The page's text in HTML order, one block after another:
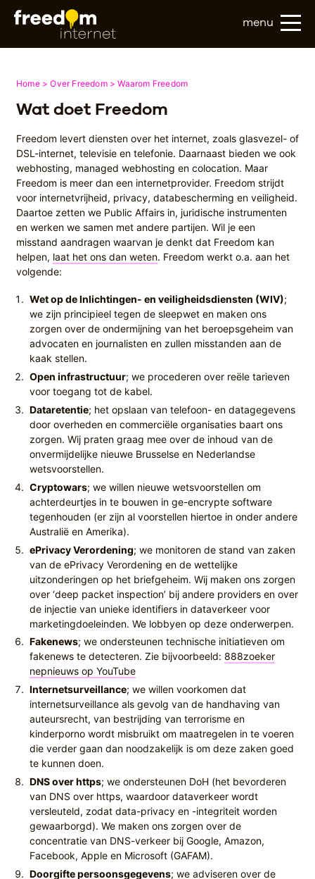
menu
Home Over Freedom Waarom Freedom
Wat doet Freedom
Freedom levert diensten over het internet, zoals glasvezel- of
DSL-internet, televisie en telefonie. Daarnaast bieden we ook
webhosting, managed webhosting en colocation. Maar
Freedom is meer dan een internetprovider. Freedom strijdt
voor internetvrijheid, privacy, databescherming en veiligheid.
Daartoe zetten we Public Affairs in, juridische instrumenten
en werken we samen met andere partijen. Wil je een
misstand aandragen waarvan je denkt dat Freedom kan
helpen, laat het ons dan weten. Freedom werkt o.a. aan het
volgende:
Wet op de Inlichtingen- en veiligheidsdiensten (WIV);
we zijn principieel tegen de sleepwet en maken ons
zorgen over de ondermijning van het beroepsgeheim van
advocaten en journalisten en zullen misstanden aan de
kaak stellen.
Open infrastructuur; we procederen over reële tarieven
voor toegang tot de kabel.
Dataretentie; het opslaan van telefoon- en datagegevens
door overheden en commerciële organisaties baart ons
zorgen. Wij praten graag mee over de inhoud van de
onvermijdelijke nieuwe Brusselse en Nederlandse
wetsvoorstellen.
Cryptowars; we willen nieuwe wetsvoorstellen om
achterdeurtjes in te bouwen in ge-encrypte software
tegenhouden (er zijn al voorstellen hiertoe in onder andere
Australië en Amerika).
ePrivacy Verordening; we monitoren de stand van zaken
van de ePrivacy Verordening en de wettelijke
uitzonderingen op het briefgeheim. Wij maken ons zorgen
over ‘deep packet inspection’ bij andere providers en over
de injectie van unieke identifiers in dataverkeer voor
marketingdoeleinden. We lobbyen op deze onderwerpen.
Fakenews; we ondersteunen technische initiatieven om
fakenews te detecteren. Zie bijvoorbeeld:888zoeker
nepnieuws op YouTube
Internetsurveillance; we willen voorkomen dat
internetsurveillance als gevolg van de handhaving van
auteursrecht, van bestrijding van terrorisme en
kinderporno wordt misbruikt om maatregelen in te voeren
die verder gaan dan noodzakelijk is om deze zaken goed
te kunnen doen.
DNS over https; we ondersteunen DoH (het bevorderen
van DNS over https, waardoor dataverkeer wordt
versleuteld, zodat data-privacy en -integriteit worden
gewaarborgd). We maken ons zorgen over de
concentratie van DNS-verkeer bij Google, Amazon,
Facebook, Apple en Microsoft (GAFAM).
Doorgifte persoonsgegevens; we adviseren over de